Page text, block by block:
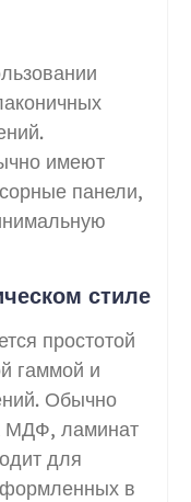
имеют
панели,
стиле
простотой
гаммой и
Обычно
МДФ, ламинат
для
в